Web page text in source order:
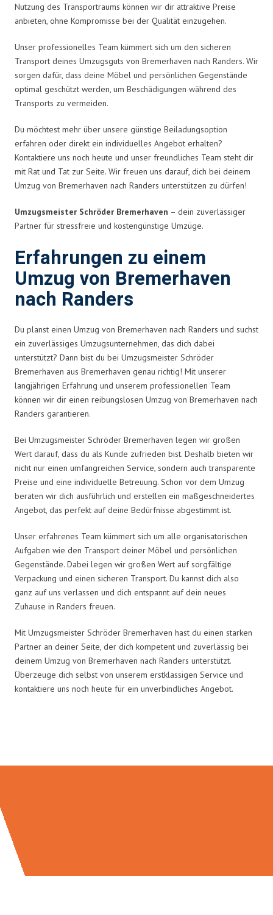
Nutzung des Transportraums können wir dir attraktive Preise
anbieten, ohne Kompromisse bei der Qualität einzugehen.
Unser professionelles Team kümmert sich um den sicheren
Transport deines Umzugsguts von Bremerhaven nach Randers. Wir
sorgen dafür, dass deine Möbel und persönlichen Gegenstände
optimal geschützt werden, um Beschädigungen während des
Transports zu vermeiden.
Du möchtest mehr über unsere günstige Beiladungsoption
erfahren oder direkt ein individuelles Angebot erhalten?
Kontaktiere uns noch heute und unser freundliches Team steht dir
mit Rat und Tat zur Seite. Wir freuen uns darauf, dich bei deinem
Umzug von Bremerhaven nach Randers unterstützen zu dürfen!
Umzugsmeister Schröder Bremerhaven – dein zuverlässiger
Partner für stressfreie und kostengünstige Umzüge.
Erfahrungen zu einem
Umzug von Bremerhaven
nach Randers
Du planst einen Umzug von Bremerhaven nach Randers und suchst
ein zuverlässiges Umzugsunternehmen, das dich dabei
unterstützt? Dann bist du bei Umzugsmeister Schröder
Bremerhaven aus Bremerhaven genau richtig! Mit unserer
langjährigen Erfahrung und unserem professionellen Team
können wir dir einen reibungslosen Umzug von Bremerhaven nach
Randers garantieren.
Bei Umzugsmeister Schröder Bremerhaven legen wir großen
Wert darauf, dass du als Kunde zufrieden bist. Deshalb bieten wir
nicht nur einen umfangreichen Service, sondern auch transparente
Preise und eine individuelle Betreuung. Schon vor dem Umzug
beraten wir dich ausführlich und erstellen ein maßgeschneidertes
Angebot, das perfekt auf deine Bedürfnisse abgestimmt ist.
Unser erfahrenes Team kümmert sich um alle organisatorischen
Aufgaben wie den Transport deiner Möbel und persönlichen
Gegenstände. Dabei legen wir großen Wert auf sorgfältige
Verpackung und einen sicheren Transport. Du kannst dich also
ganz auf uns verlassen und dich entspannt auf dein neues
Zuhause in Randers freuen.
Mit Umzugsmeister Schröder Bremerhaven hast du einen starken
Partner an deiner Seite, der dich kompetent und zuverlässig bei
deinem Umzug von Bremerhaven nach Randers unterstützt.
Überzeuge dich selbst von unserem erstklassigen Service und
kontaktiere uns noch heute für ein unverbindliches Angebot.